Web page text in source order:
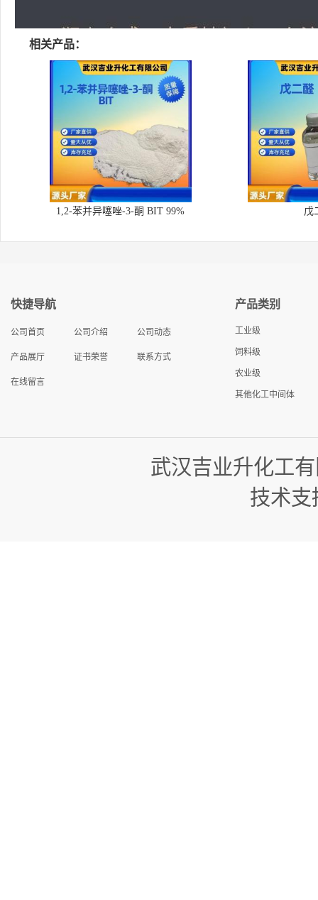
相关产品：
1,2-苯并异噻唑-3-酮 BIT 99% 戊
快捷导航
公司首页 公司介绍 公司动态
产品展厅 证书荣誉 联系方式
在线留言
产品类别
工业级
饲料级
农业级
其他化工中间体
武汉吉业升化工
技术